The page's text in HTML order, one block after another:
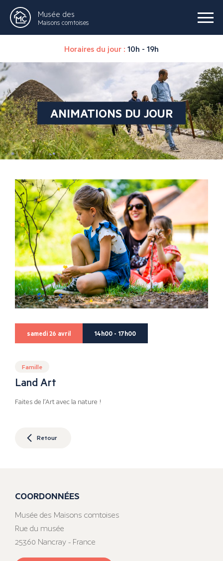
Musée des
Maisons comtoises
Horaires du jour : 10h - 19h
ANIMATIONS DU JOUR
samedi 26 avril 14h00 - 17h00
Famille
Land Art
Faites de l’Art avec la nature !
Retour
COORDONNÉES
Musée des Maisons comtoises
Rue du musée
25360 Nancray - France